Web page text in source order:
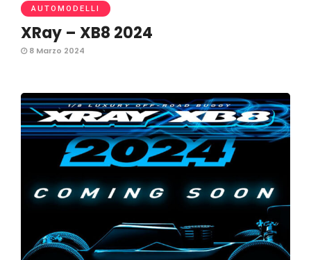
AUTOMODELLI
XRay – XB8 2024
8 Marzo 2024